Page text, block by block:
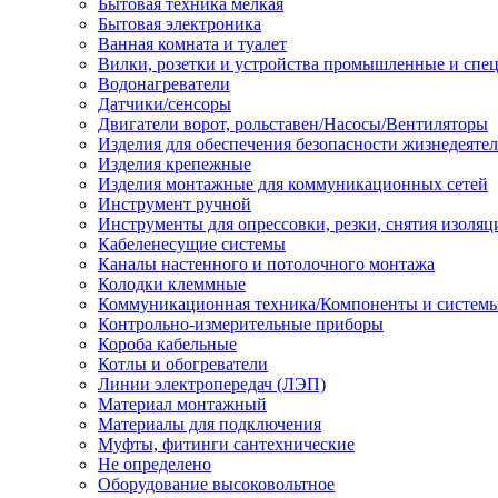
Бытовая техника мелкая
Бытовая электроника
Ванная комната и туалет
Вилки, розетки и устройства промышленные и
Водонагреватели
Датчики/сенсоры
Двигатели ворот, рольставен/Насосы/Вентиляторы
Изделия для обеспечения безопасности
Изделия крепежные
Изделия монтажные для коммуникационных сетей
Инструмент ручной
Инструменты для опрессовки, резки, снятия
Кабеленесущие системы
Каналы настенного и потолочного монтажа
Колодки клеммные
Коммуникационная техника/Компоненты и
Контрольно-измерительные приборы
Короба кабельные
Котлы и обогреватели
Линии электропередач (ЛЭП)
Материал монтажный
Материалы для подключения
Муфты, фитинги сантехнические
Не определено
Оборудование высоковольтное